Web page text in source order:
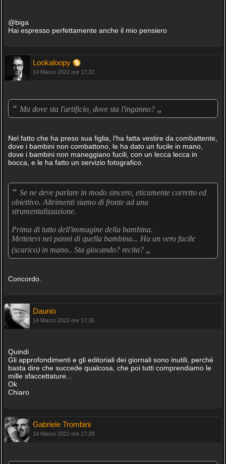
@biga
Hai espresso perfettamente anche il mio pensiero
Lookaloopy
14 Marzo 2022 ore 17:22
“ Ma dove sta l'artificio, dove sta l'inganno? „
Nel fatto che ha preso sua figlia, l'ha fatta vestire da combattente,
dove i bambini non combattono, le ha dato un fucile in mano,
dove i bambini non maneggiano fucili, con un lecca lecca in
bocca, e le ha fatto un servizio fotografico.
“ Se ne deve parlare in modo sincero, eticamente corretto ed
obiettivo. Altrimenti siamo di fronte ad una
strumentalizzazione.
Prima di tutto dell'immagine della bambina.
Mettetevi nei panni di quella bambina... Ha un vero fucile
(scarico) in mano.. Sta giocando? recita? „
Concordo.
Daunio
14 Marzo 2022 ore 17:26
Quindi
Gli approfondimenti e gli editoriali dei giornali sono inutili, perché
basta dire che succede qualcosa, che poi tutti comprendiamo le
mille sfaccettature...
Ok
Chiaro
Gabriele Trombini
14 Marzo 2022 ore 17:28